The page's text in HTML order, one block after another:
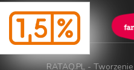
RATAQ.PL -